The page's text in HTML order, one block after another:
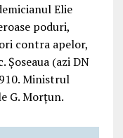
Elie
poduri,
contra apelor,
(azi DN
Ministrul
G. Morțun.